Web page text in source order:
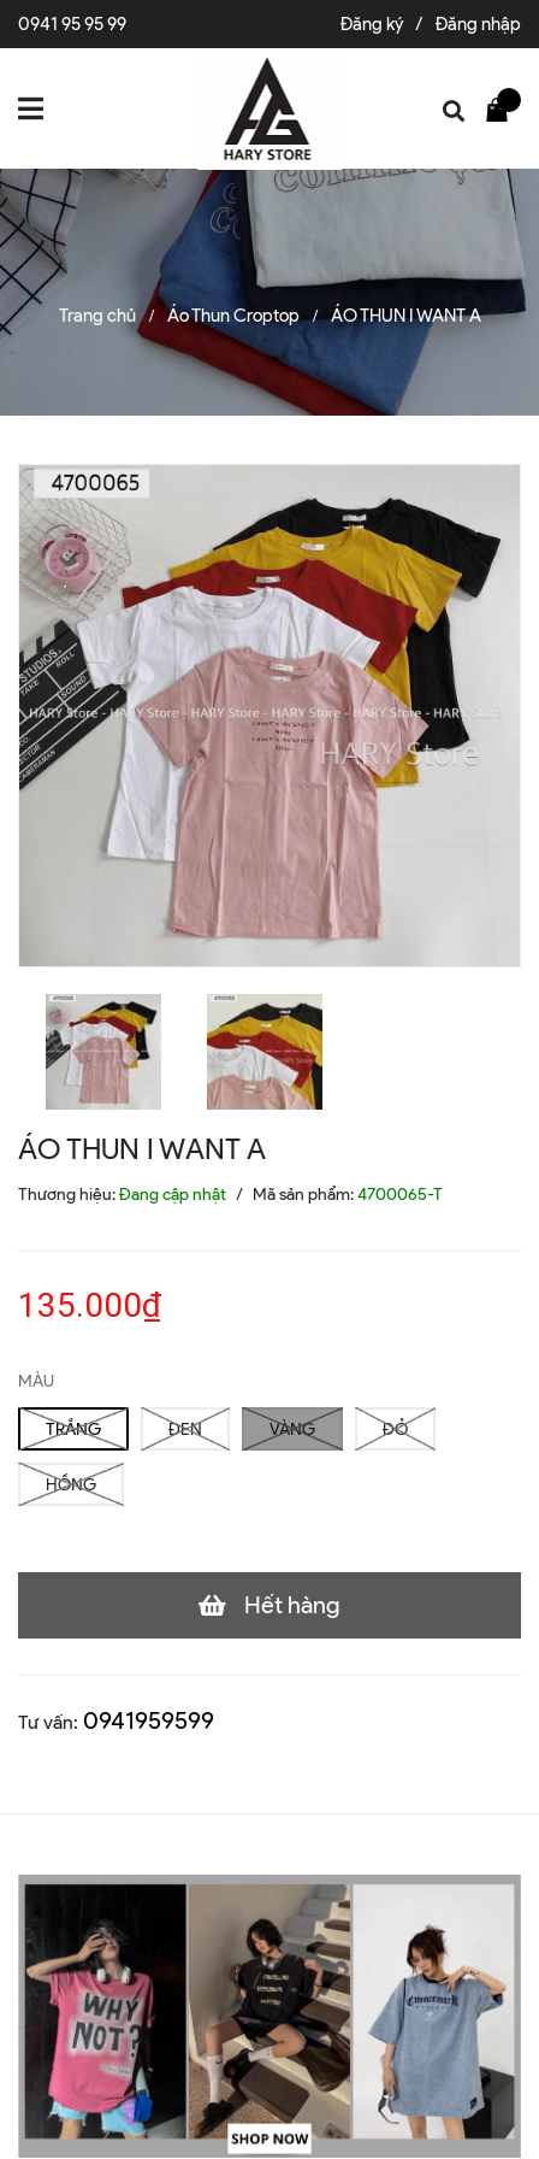
0941 95 95 99 Đăng ký / Đăng nhập
Trang chủ / Áo Thun Croptop / ÁO THUN I WANT A
ÁO THUN I WANT A
Thương hiệu:Đang cập nhật / Mã sản phẩm:4700065-T
135.000₫
MÀU
TRẮNG ĐEN VÀNG ĐỎ
HỒNG
Hết hàng
Tư vấn: 0941959599